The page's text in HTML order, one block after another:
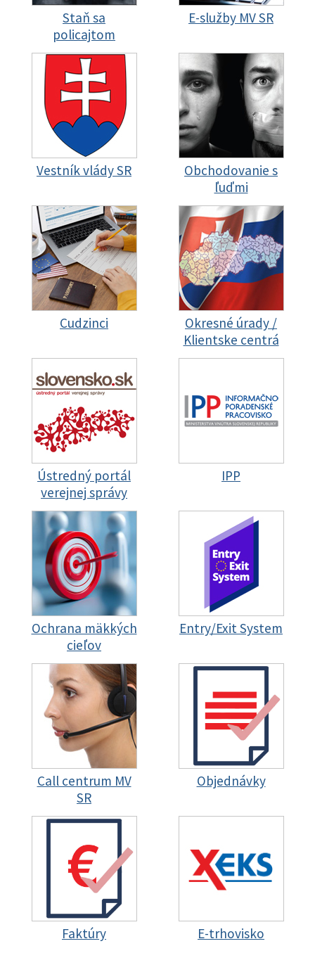
Staň sa
policajtom
E-služby MV SR
Vestník vlády SR
Obchodovanie s
ľuďmi
Cudzinci
Okresné úrady /
Klientske centrá
Ústredný portál
verejnej správy
IPP
Ochrana mäkkých
cieľov
Entry/Exit System
Call centrum MV
SR
Objednávky
Faktúry E-trhovisko